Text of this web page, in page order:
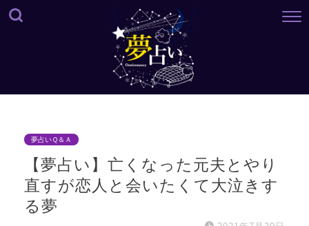
夢占いＱ＆Ａ
【夢占い】亡くなった元夫とやり
直すが恋人と会いたくて大泣きす
る夢